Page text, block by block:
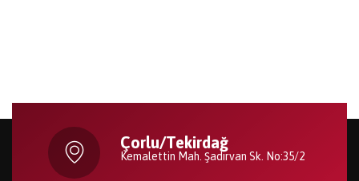
Çorlu/Tekirdağ
Kemalettin Mah. Şadırvan Sk. No:35/2